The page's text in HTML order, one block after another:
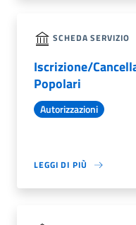
SCHEDA SERVIZIO
Iscrizione/
Popolari
Autorizzazioni
LEGGI DI PIÙ